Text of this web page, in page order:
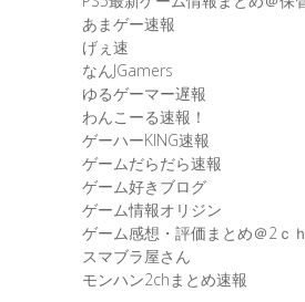
あまゲー速報
げぇ速
なんJGamers
ゆるゲーマー遅報
わんこーる速報！
ゲーハーKING速報
ゲームだらだら速報
ゲーム好きブログ
ゲーム情報オリジン
ゲーム感想・評価まとめ＠2ｃｈ
スマブラ屋さん
モンハン2chまとめ速報